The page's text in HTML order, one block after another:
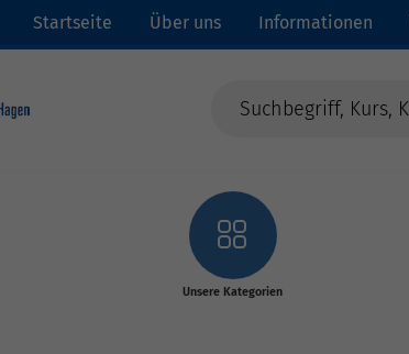
Startseite Über uns Informationen
Unsere Kategorien